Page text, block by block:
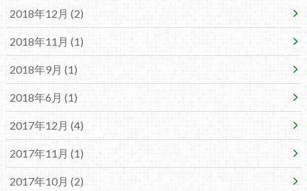
2018年12月 (2)
2018年11月 (1)
2018年9月 (1)
2018年6月 (1)
2017年12月 (4)
2017年11月 (1)
2017年10月 (2)